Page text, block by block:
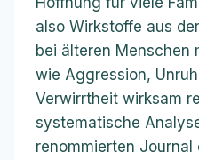
also Wirkstoffe aus
bei älteren Menschen
wie Aggression,
Verwirrtheit wirksam
systematische
renommierten Journal